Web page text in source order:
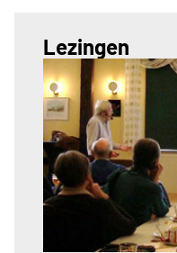
Lezingen